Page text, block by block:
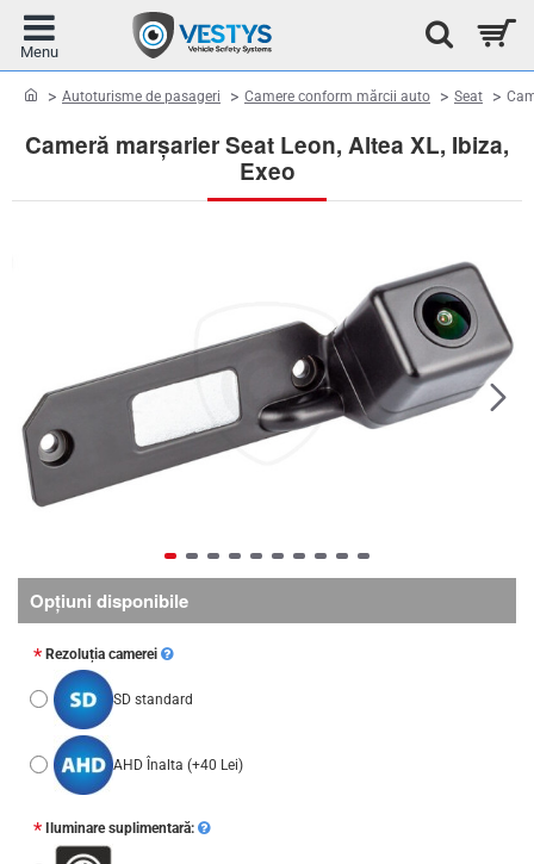
Cameră marșarier Seat Leon, Altea XL, Ibiza,
Exeo
homeAutoturisme de pasageri Camere conform mărcii auto Seat
Opţiuni disponibile
Rezoluția camerei
SD standard
AHD Înalta (+40 Lei)
Iluminare suplimentară: